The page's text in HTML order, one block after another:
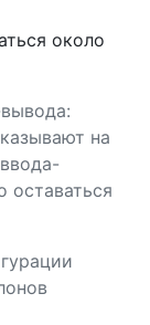
около
на
оставаться